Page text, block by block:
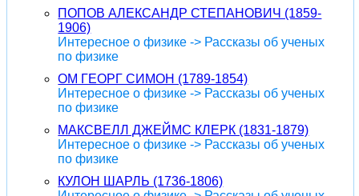
ПОПОВ АЛЕКСАНДР СТЕПАНОВИЧ (1859-
1906)
Интересное о физике -> Рассказы об ученых
по физике
ОМ ГЕОРГ СИМОН (1789-1854)
Интересное о физике -> Рассказы об ученых
по физике
МАКСВЕЛЛ ДЖЕЙМС КЛЕРК (1831-1879)
Интересное о физике -> Рассказы об ученых
по физике
КУЛОН ШАРЛЬ (1736-1806)